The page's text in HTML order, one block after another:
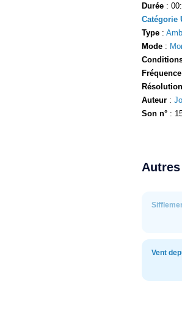
Durée :
Catégorie
Type :
Mode :
Résolution
Auteur :
Son n° :
Vent